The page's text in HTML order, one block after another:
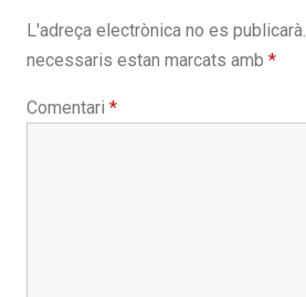
L'adreça electrònica no es publicarà.
necessaris estan marcats amb *
Comentari *